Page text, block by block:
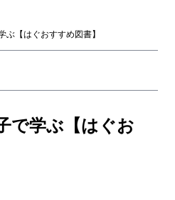
【はぐおすすめ図書】
で学ぶ【はぐお